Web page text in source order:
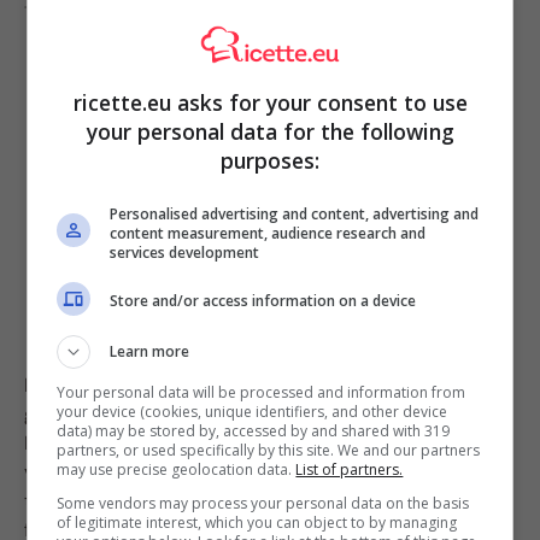
Torta Nutella e microonde. Credits: Adobe
Pe prima cosa, versa 2 cucchiai diNutellain una tazza
grande. Aggiungi anche 2 cucchiai di farina e un uovo.
Mescola bene il tutto con l’aiuto di un cucchiaio e una
volta ottenuto un composto liscio ed omogeneo metti
tutto nelforno a microondeper 2 minuti e poi tira
fuori. Spolvera la superficie del tuo dessert con una
ricette.eu asks for your consent to use
your personal data for the following
purposes:
Personalised advertising and content, advertising and
content measurement, audience research and
services development
Store and/or access information on a device
Learn more
Your personal data will be processed and information from
your device (cookies, unique identifiers, and other device
data) may be stored by, accessed by and shared with 319
partners, or used specifically by this site. We and our partners
may use precise geolocation data. List of partners.
Some vendors may process your personal data on the basis
of legitimate interest, which you can object to by managing